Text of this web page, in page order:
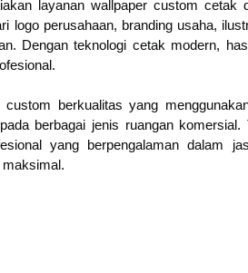
layanan wallpaper custom cetak
logo perusahaan, branding usaha,
Dengan teknologi cetak modern,
berkualitas yang
berbagai jenis ruangan komersial.
yang berpengalaman dalam